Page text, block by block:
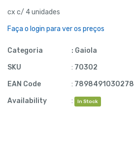
cx c/ 4 unidades
Faça o login para ver os preços
Categoria : Gaiola
SKU
: 70302
EAN Code
: 7898491030278
Availability
: In Stock